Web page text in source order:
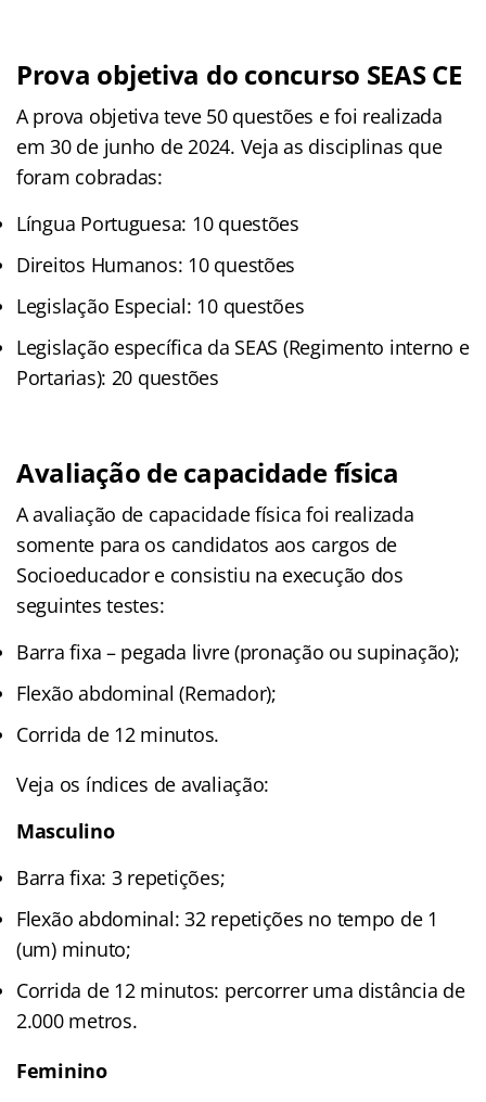
Prova objetiva do concurso SEAS CE
A prova objetiva teve 50 questões e foi realizada
em 30 de junho de 2024. Veja as disciplinas que
foram cobradas:
Língua Portuguesa: 10 questões
Direitos Humanos: 10 questões
Legislação Especial: 10 questões
Legislação específica da SEAS (Regimento interno e
Portarias): 20 questões
Avaliação de capacidade física
A avaliação de capacidade física foi realizada
somente para os candidatos aos cargos de
Socioeducador e consistiu na execução dos
seguintes testes:
Barra fixa – pegada livre (pronação ou supinação);
Flexão abdominal (Remador);
Corrida de 12 minutos.
Veja os índices de avaliação:
Masculino
Barra fixa: 3 repetições;
Flexão abdominal: 32 repetições no tempo de 1
(um) minuto;
Corrida de 12 minutos: percorrer uma distância de
2.000 metros.
Feminino